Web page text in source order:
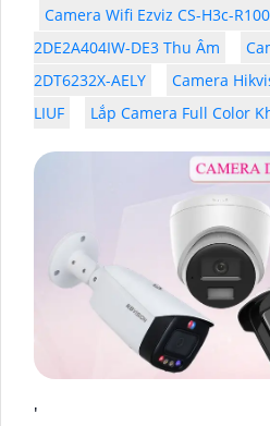
Camera Wifi Ezviz CS-H3c-
2DE2A404IW-DE3 Thu Âm
2DT6232X-AELY
Camera
LIUF
Lắp Camera Full Color
'